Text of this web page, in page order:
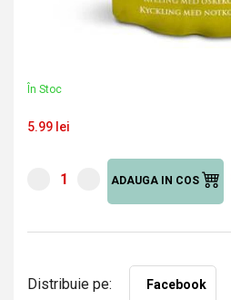
În Stoc
5.99 lei
ADAUGA IN COS
Distribuie pe: Facebook